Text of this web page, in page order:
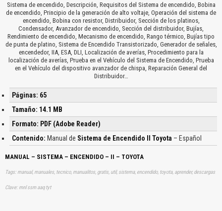
Sistema de encendido, Descripción, Requisitos del Sistema de encendido, Bobina
de encendido, Principio de la generación de alto voltaje, Operación del sistema de
encendido, Bobina con resistor, Distribuidor, Sección de los platinos,
Condensador, Avanzador de encendido, Sección del distribuidor, Bujías,
Rendimiento de encendido, Mecanismo de encendido, Rango térmico, Bujías tipo
de punta de platino, Sistema de Encendido Transistorizado, Generador de señales,
encendedor, IIA, ESA, DLI, Localización de averías, Procedimiento para la
localización de averías, Prueba en el Vehículo del Sistema de Encendido, Prueba
en el Vehículo del dispositivo avanzador de chispa, Reparación General del
Distribuidor…
Páginas: 65
Tamaño: 14.1 MB
Formato: PDF (Adobe Reader)
Contenido: Manual de Sistema de Encendido II Toyota – Español
MANUAL – SISTEMA – ENCENDIDO – II – TOYOTA
Tags: manual, manuales, tecnico, manualitos, gratis, util, sistema, encendido, toyota, aprender, descargas
Clave: mnl ssm aaq tyt